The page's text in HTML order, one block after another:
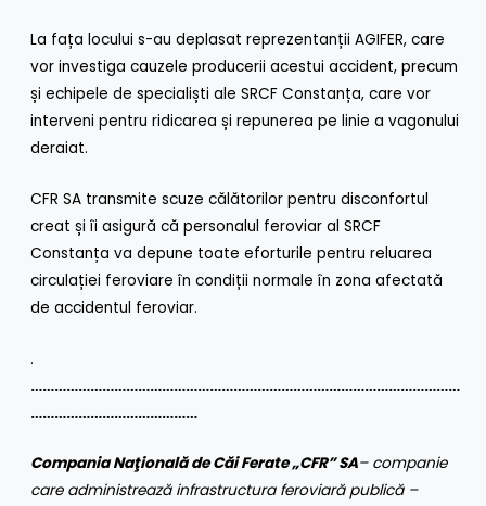
La fața locului s-au deplasat reprezentanții AGIFER, care
vor investiga cauzele producerii acestui accident, precum
și echipele de specialiști ale SRCF Constanța, care vor
interveni pentru ridicarea și repunerea pe linie a vagonului
deraiat.
CFR SA transmite scuze călătorilor pentru disconfortul
creat și îi asigură că personalul feroviar al SRCF
Constanța va depune toate eforturile pentru reluarea
circulației feroviare în condiții normale în zona afectată
de accidentul feroviar.
.
………………………………………………………………………………………………
……………………………………
Compania Naţională de Căi Ferate „CFR” SA– companie
care administrează infrastructura feroviară publică –